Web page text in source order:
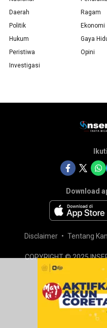
Daerah
Politik
Hukum
Peristiwa
Investigasi
Ragam
Ekonomi
Gaya
Opini
Download
Disclaimer Tentang
COPYRIGHT © 2025